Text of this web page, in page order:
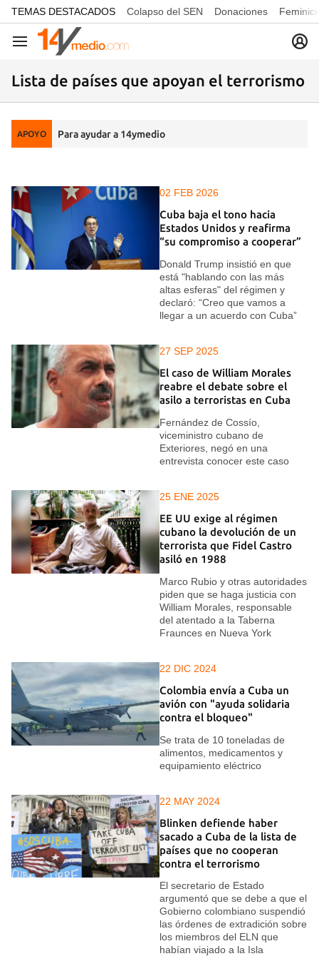
common.go-to-content
TEMAS DESTACADOS Colapso del SEN Donaciones
Navegación
Lista de países que apoyan el terrorismo
APOYO Para ayudar a 14ymedio
02 FEB 2026
Cuba baja el tono hacia
Estados Unidos y reafirma
“su compromiso a cooperar”
Donald Trump insistió en que
está "hablando con las más
altas esferas" del régimen y
declaró: “Creo que vamos a
llegar a un acuerdo con Cuba”
27 SEP 2025
El caso de William Morales
reabre el debate sobre el
asilo a terroristas en Cuba
Fernández de Cossío,
viceministro cubano de
Exteriores, negó en una
entrevista conocer este caso
25 ENE 2025
EE UU exige al régimen
cubano la devolución de un
terrorista que Fidel Castro
asiló en 1988
Marco Rubio y otras autoridades
piden que se haga justicia con
William Morales, responsable
del atentado a la Taberna
Fraunces en Nueva York
22 DIC 2024
Colombia envía a Cuba un
avión con "ayuda solidaria
contra el bloqueo"
Se trata de 10 toneladas de
alimentos, medicamentos y
equipamiento eléctrico
22 MAY 2024
Blinken defiende haber
sacado a Cuba de la lista de
países que no cooperan
contra el terrorismo
El secretario de Estado
argumentó que se debe a que el
Gobierno colombiano suspendió
las órdenes de extradición sobre
los miembros del ELN que
habían viajado a la Isla